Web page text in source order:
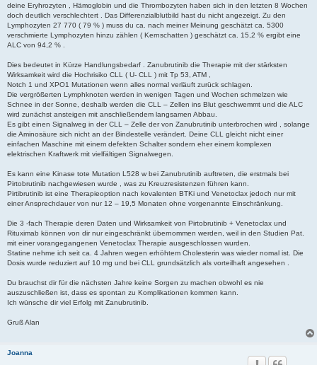
r
a
g
deine Eryhrozyten , Hämoglobin und die Thrombozyten haben sich in den letzten 8 Wochen
doch deutlich verschlechtert . Das Differenzialblutbild hast du nicht angezeigt. Zu den
Lymphozyten 27 770 ( 79 % ) muss du ca. nach meiner Meinung geschätzt ca. 5300
verschmierte Lymphozyten hinzu zählen ( Kernschatten ) geschätzt ca. 15,2 % ergibt eine
ALC von 94,2 % .
Dies bedeutet in Kürze Handlungsbedarf . Zanubrutinib die Therapie mit der stärksten
Wirksamkeit wird die Hochrisiko CLL ( U- CLL ) mit Tp 53, ATM ,
Notch 1 und XPO1 Mutationen wenn alles normal verläuft zurück schlagen.
Die vergrößerten Lymphknoten werden in wenigen Tagen und Wochen schmelzen wie
Schnee in der Sonne, deshalb werden die CLL – Zellen ins Blut geschwemmt und die ALC
wird zunächst ansteigen mit anschließendem langsamen Abbau.
Es gibt einen Signalweg in der CLL – Zelle der von Zanubrutinib unterbrochen wird , solange
die Aminosäure sich nicht an der Bindestelle verändert. Deine CLL gleicht nicht einer
einfachen Maschine mit einem defekten Schalter sondern eher einem komplexen
elektrischen Kraftwerk mit vielfältigen Signalwegen.
Es kann eine Kinase tote Mutation L528 w bei Zanubrutinib auftreten, die erstmals bei
Pirtobrutinib nachgewiesen wurde , was zu Kreuzresistenzen führen kann.
Pirtibrutinib ist eine Therapieoption nach kovalenten BTKi und Venetoclax jedoch nur mit
einer Ansprechdauer von nur 12 – 19,5 Monaten ohne vorgenannte Einschränkung.
Die 3 -fach Therapie deren Daten und Wirksamkeit von Pirtobrutinib + Venetoclax und
Rituximab können von dir nur eingeschränkt übernommen werden, weil in den Studien Pat.
mit einer vorangegangenen Venetoclax Therapie ausgeschlossen wurden.
Statine nehme ich seit ca. 4 Jahren wegen erhöhtem Cholesterin was wieder nomal ist. Die
Dosis wurde reduziert auf 10 mg und bei CLL grundsätzlich als vorteilhaft angesehen .
Du brauchst dir für die nächsten Jahre keine Sorgen zu machen obwohl es nie
auszuschließen ist, dass es spontan zu Komplikationen kommen kann.
Ich wünsche dir viel Erfolg mit Zanubrutinib.
Gruß Alan
Joanna